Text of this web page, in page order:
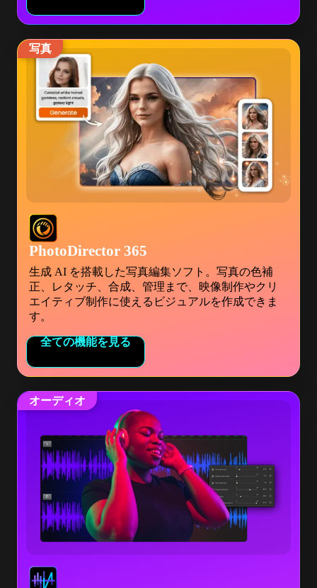
PhotoDirector 365
生成 AI を搭載した写真編集ソフト。写真の色補
正、レタッチ、合成、管理まで、映像制作やクリ
エイティブ制作に使えるビジュアルを作成できま
す。
写真
全ての機能を見る
オーディオ